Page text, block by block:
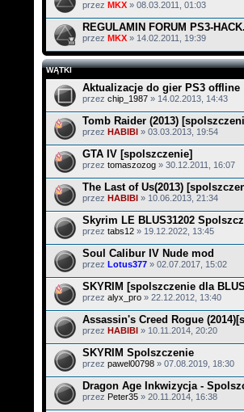
przez MKX » 08.03.2011, 01:03
REGULAMIN FORUM PS3-
przez MKX » 14.02.2011, 19:39
WĄTKI
Aktualizacje do gier PS3 offline
przez chip_1987 » 14.02.2013, 14:43
Tomb Raider (2013)
przez HABIBI » 03.03.2013, 19:54
GTA IV [spolszczenie]
przez tomaszozog » 30.12.2011, 16:07
The Last of Us(2013)
przez HABIBI » 10.06.2013, 21:34
Skyrim LE BLUS31202
przez tabs12 » 19.12.2022, 13:45
Soul Calibur IV Nude mod
przez Lotus377 » 02.07.2017, 15:02
SKYRIM [spolszczenie dla
przez alyx_pro » 22.12.2012, 13:40
Assassin's Creed Rogue
przez HABIBI » 10.11.2014, 20:20
SKYRIM Spolszczenie
przez pawel00798 » 07.08.2019, 18:30
Dragon Age Inkwizycja -
przez Peter35 » 20.11.2014, 16:38